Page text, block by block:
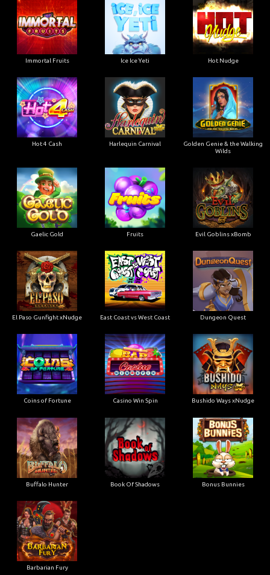
Immortal Fruits Ice Ice Yeti Hot Nudge
Hot 4 Cash Harlequin Carnival
Golden Genie & the Walking
Wilds
Gaelic Gold Fruits Evil Goblins xBomb
El Paso Gunfight xNudge East Coast vs West Coast Dungeon Quest
Coins of Fortune Casino Win Spin Bushido Ways xNudge
Buffalo Hunter Book Of Shadows Bonus Bunnies
Barbarian Fury